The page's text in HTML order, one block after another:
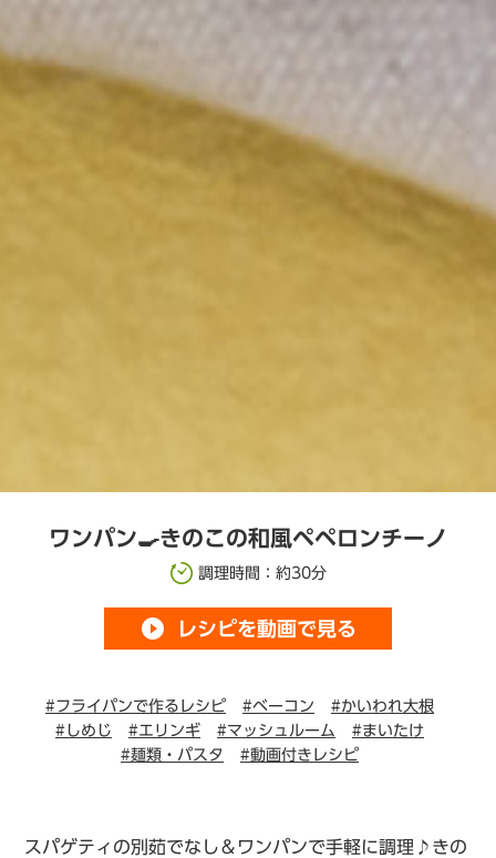
ワンパン🍳きのこの和風ペペロンチーノ
調理時間：約30分
play_circle_filled レシピを動画で見る
#フライパンで作るレシピ #ベーコン
#かいわれ大根
#しめじ
#エリンギ #マッシュルーム
#まいたけ
#麺類・パスタ
#動画付きレシピ
スパゲティの別茹でなし＆ワンパンで手軽に調理♪きの